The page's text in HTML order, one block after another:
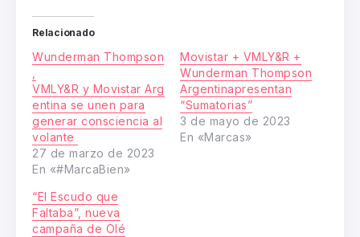
Relacionado
Wunderman Thompson
VMLY&R y Movistar Arg
entina se unen para
generar consciencia al
volante
27 de marzo de 2023
En «#MarcaBien»
Movistar + VMLY&R +
Wunderman Thompson
Argentinapresentan
“Sumatorias”
3 de mayo de 2023
En «Marcas»
“El Escudo que
Faltaba”, nueva
campaña de Olé